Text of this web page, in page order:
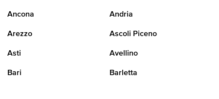
Ancona Andria
Arezzo Ascoli Piceno
Asti Avellino
Bari Barletta